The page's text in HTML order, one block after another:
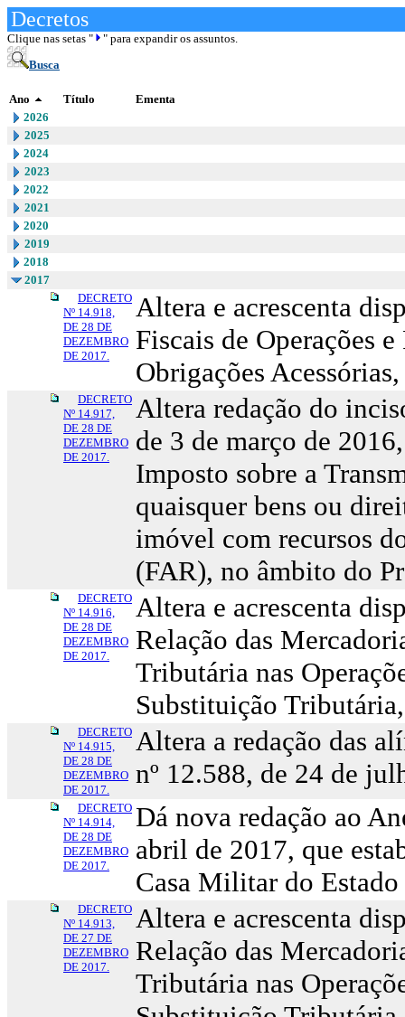
Decretos
Clique nas setas "
" para expandir os assuntos.
Busca
Ano Título
Ementa
2026
2025
2024
2023
2022
2021
2020
2019
2018
2017
DECRETO
Nº 14.918,
DE 28 DE
DEZEMBRO
DE 2017.
Altera e acrescenta
Fiscais de Operações
Obrigações
DECRETO
Nº 14.917,
DE 28 DE
DEZEMBRO
DE 2017.
Altera redação do
de 3 de março de
Imposto sobre a
quaisquer bens ou
imóvel com recursos
(FAR), no âmbito do
DECRETO
Nº 14.916,
DE 28 DE
DEZEMBRO
DE 2017.
Altera e acrescenta
Relação das
Tributária nas
Substituição
DECRETO
Nº 14.915,
DE 28 DE
DEZEMBRO
DE 2017.
Altera a redação das
nº 12.588, de 24 de
DECRETO
Nº 14.914,
DE 28 DE
DEZEMBRO
DE 2017.
Dá nova redação ao
abril de 2017, que
Casa Militar do
DECRETO
Nº 14.913,
DE 27 DE
DEZEMBRO
DE 2017.
Altera e acrescenta
Relação das
Tributária nas